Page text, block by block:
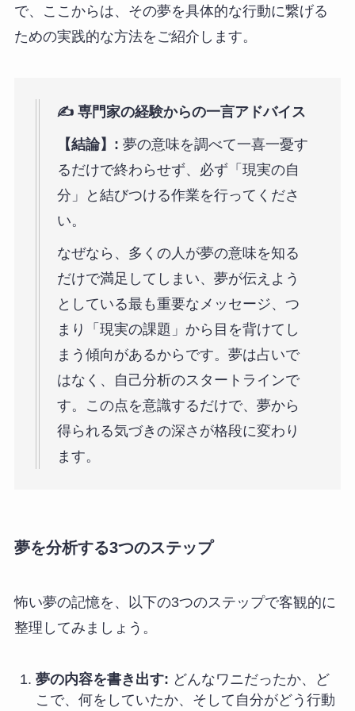
で、ここからは、その夢を具体的な行動に繋げる
ための実践的な方法をご紹介します。
✍️ 専門家の経験からの一言アドバイス
【結論】: 夢の意味を調べて一喜一憂す
るだけで終わらせず、必ず「現実の自
分」と結びつける作業を行ってくださ
い。
なぜなら、多くの人が夢の意味を知る
だけで満足してしまい、夢が伝えよう
としている最も重要なメッセージ、つ
まり「現実の課題」から目を背けてし
まう傾向があるからです。夢は占いで
はなく、自己分析のスタートラインで
す。この点を意識するだけで、夢から
得られる気づきの深さが格段に変わり
ます。
夢を分析する3つのステップ
怖い夢の記憶を、以下の3つのステップで客観的に
整理してみましょう。
夢の内容を書き出す: どんなワニだったか、ど
こで、何をしていたか、そして自分がどう行動